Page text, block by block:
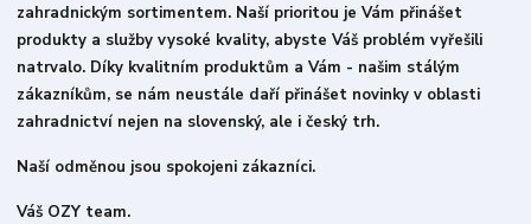
zahradnickým sortimentem. Naší prioritou je Vám přinášet
produkty a služby vysoké kvality, abyste Váš problém vyřešili
natrvalo. Díky kvalitním produktům a Vám - našim stálým
zákazníkům, se nám neustále daří přinášet novinky v oblasti
zahradnictví nejen na slovenský, ale i český trh.
Naší odměnou jsou spokojeni zákazníci.
Váš OZY team.